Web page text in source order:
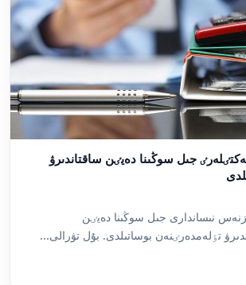
جىل سوڭىنا دەيٸن ساقتاندىرۋ
نىساندارى جىل سوڭىنا دەيٸن
تٶلەمدەرٸنەن بوساتىلدى. بۇل تۋرالى...